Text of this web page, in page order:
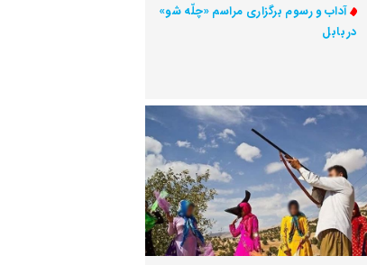
آداب و رسوم برگزاری مراسم «چلّه شو»
در بابل